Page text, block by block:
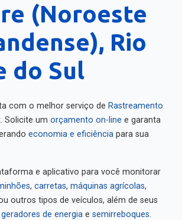
(Noroeste
Rio
do Sul
com o melhor serviço de Rastreamento
. Solicite um orçamento on-line e garanta
economia e eficiência para sua
e aplicativo para você monitorar
, carretas, máquinas agrícolas,
outros tipos de veículos, além de seus
geradores de energia e semirreboques.